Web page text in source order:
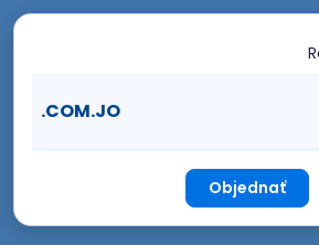
.COM.JO
Objednať